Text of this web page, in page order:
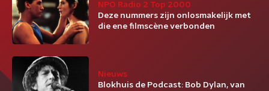
NPO Radio 2 Top 2000
Deze nummers zijn onlosmakelijk met
die ene filmscène verbonden
Nieuws
Blokhuis de Podcast: Bob Dylan, van